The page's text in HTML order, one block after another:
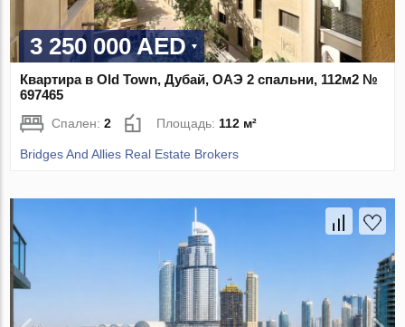
3 250 000 AED
Квартира в Old Town, Дубай, ОАЭ 2 спальни, 112м2 №
697465
Спален:2 Площадь:112 м²
Bridges And Allies Real Estate Brokers